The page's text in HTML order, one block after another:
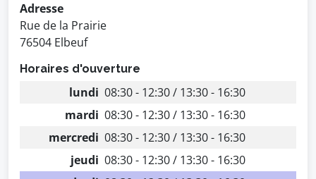
Adresse
Rue de la Prairie
76504 Elbeuf
Horaires d'ouverture
lundi 08:30 - 12:30 / 13:30 - 16:30
mardi 08:30 - 12:30 / 13:30 - 16:30
mercredi 08:30 - 12:30 / 13:30 - 16:30
jeudi 08:30 - 12:30 / 13:30 - 16:30